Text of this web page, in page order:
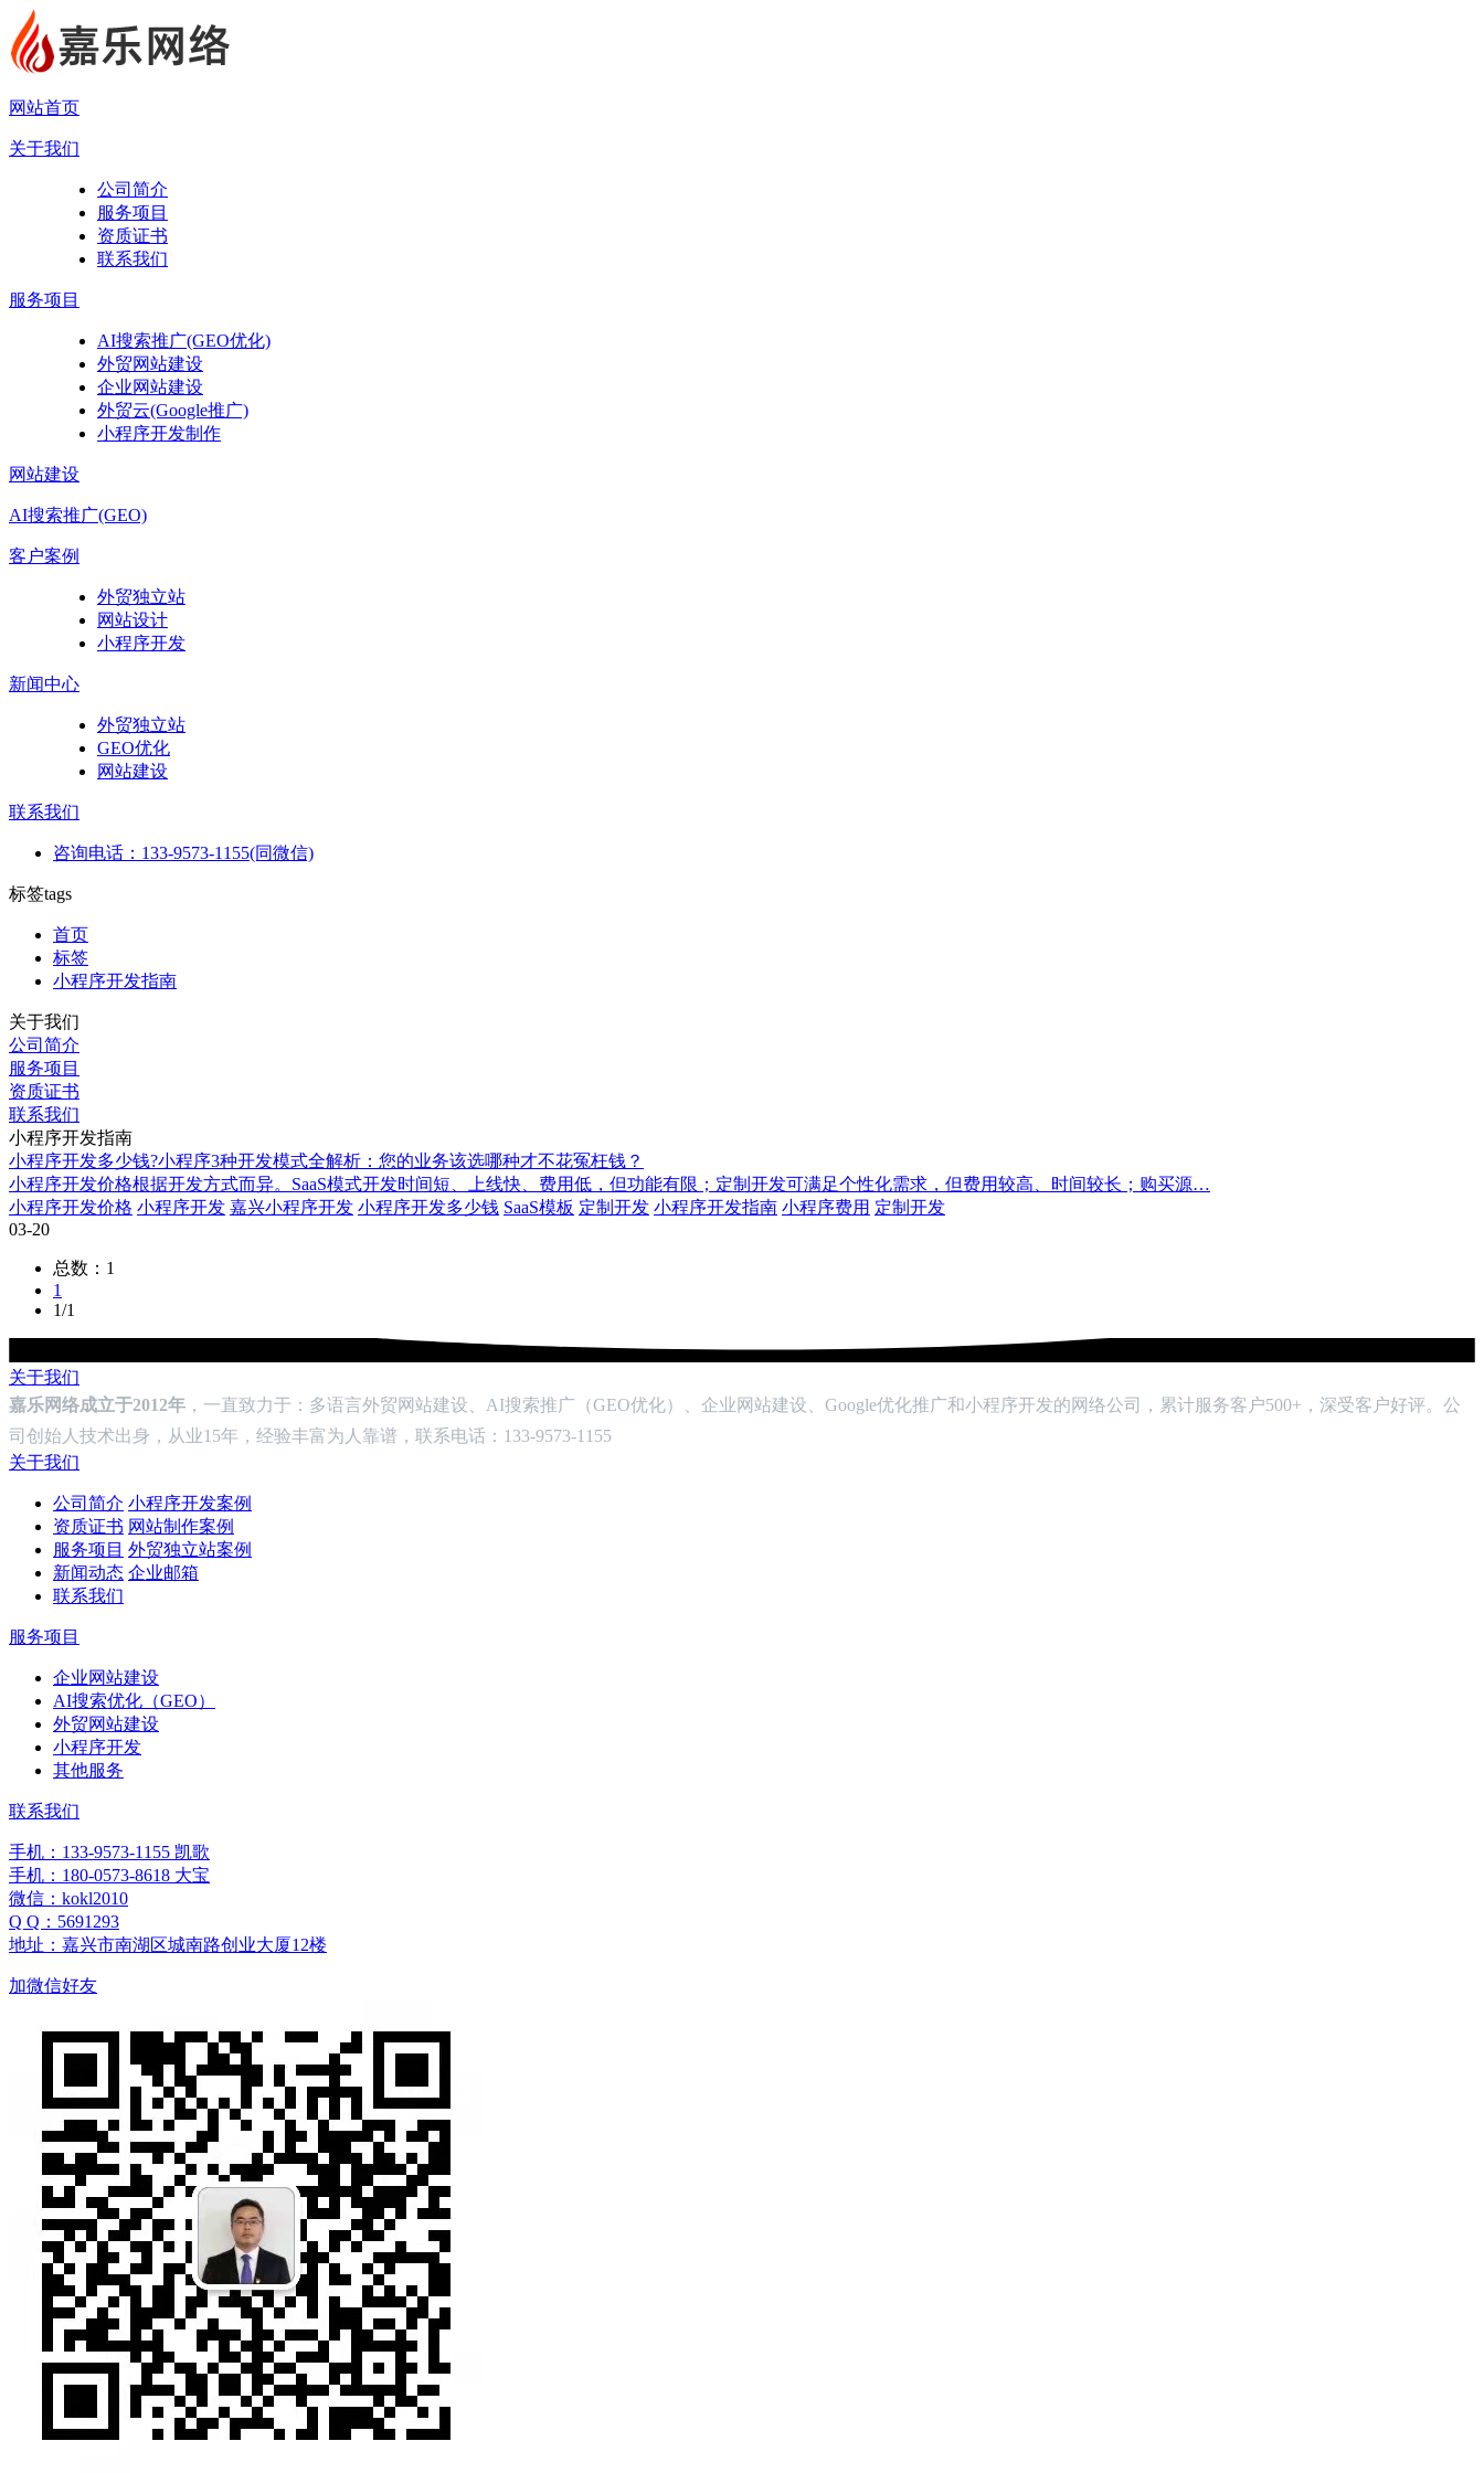
网站首页
关于我们
公司简介
服务项目
资质证书
联系我们
服务项目
AI搜索推广(GEO优化)
外贸网站建设
企业网站建设
外贸云(Google推广)
小程序开发制作
网站建设
AI搜索推广(GEO)
客户案例
外贸独立站
网站设计
小程序开发
新闻中心
外贸独立站
GEO优化
网站建设
联系我们
咨询电话：133-9573-1155(同微信)
标签tags
首页
标签
小程序开发指南
关于我们
公司简介
服务项目
资质证书
联系我们
小程序开发指南
‌小程序开发多少钱?‌小程序3种开发模式全解析：您的业务该选哪种才不花冤枉钱？
小程序开发价格根据开发方式而异。SaaS模式开发时间短、上线快、费用低，但功能有限；定制开发可满足个性化需求，但费用较高、时间较长；购买源…
小程序开发价格 小程序开发 嘉兴小程序开发 ‌小程序开发多少钱 SaaS模板 定制开发 小程序开发指南 小程序费用 定制开发
03-20
总数：1
1
1/1
关于我们
嘉乐网络成立于2012年 ，一直致力于：多语言外贸网站建设、AI搜索推广（GEO优化）、企业网站建设、Google优化推广和小程序开发的网络公司，累计服务客户500+，深受客户好评。公
司创始人技术出身，从业15年，经验丰富为人靠谱，联系电话：133-9573-1155
关于我们
公司简介 小程序开发案例
资质证书 网站制作案例
服务项目 外贸独立站案例
新闻动态 企业邮箱
联系我们
服务项目
企业网站建设
AI搜索优化（GEO）
外贸网站建设
小程序开发
其他服务
联系我们
手机：133-9573-1155 凯歌
手机：180-0573-8618 大宝
微信：kokl2010
Q Q：5691293
地址：嘉兴市南湖区城南路创业大厦12楼
加微信好友